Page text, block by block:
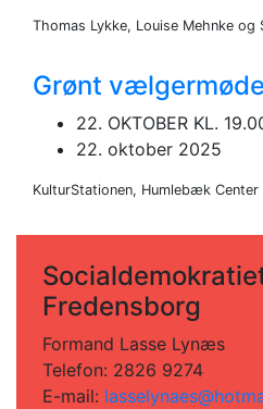
Thomas Lykke, Louise Mehnke og
Grønt vælgermøde
22. OKTOBER KL.
22. oktober 2025
KulturStationen, Humlebæk
Fredensborg
Formand Lasse Lynæs
Telefon: 2826 9274
E-mail: